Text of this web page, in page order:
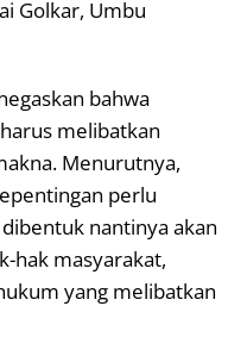
Golkar, Umbu
bahwa
melibatkan
Menurutnya,
perlu
nantinya akan
hak masyarakat,
yang melibatkan